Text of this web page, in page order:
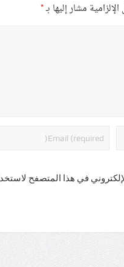
مشار إليها بـ*
في هذا المتصفح